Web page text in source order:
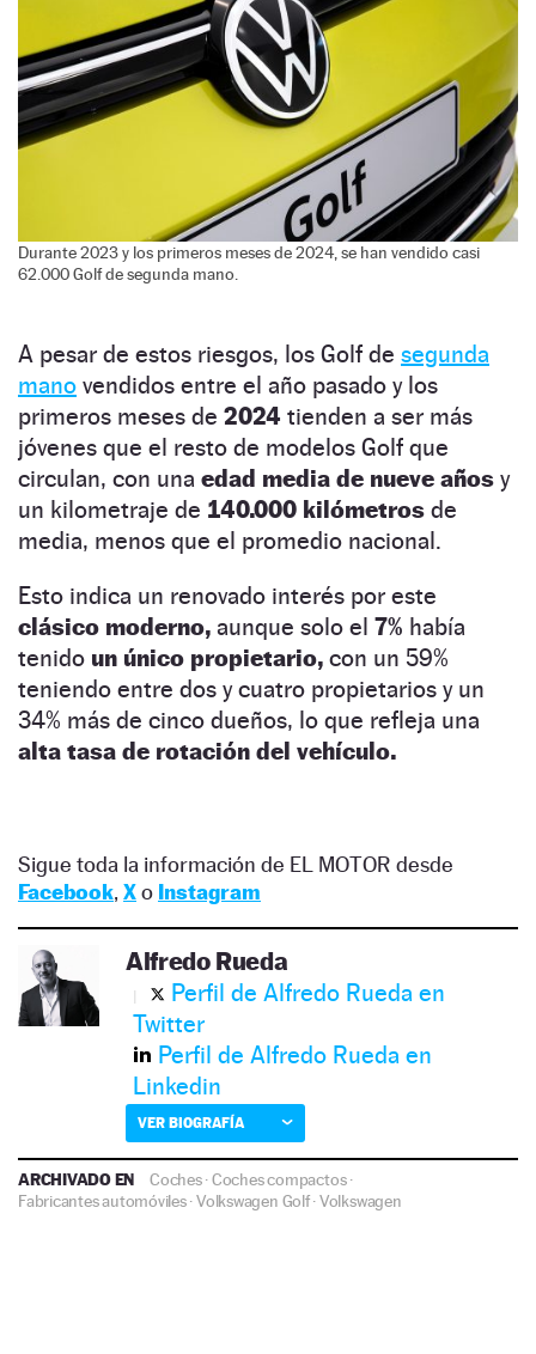
Durante 2023 y los primeros meses de 2024, se han vendido casi
62.000 Golf de segunda mano.
A pesar de estos riesgos, los Golf de segunda
mano vendidos entre el año pasado y los
primeros meses de 2024 tienden a ser más
jóvenes que el resto de modelos Golf que
circulan, con una edad media de nueve años y
un kilometraje de 140.000 kilómetros de
media, menos que el promedio nacional.
Esto indica un renovado interés por este
clásico moderno, aunque solo el 7% había
tenido un único propietario, con un 59%
teniendo entre dos y cuatro propietarios y un
34% más de cinco dueños, lo que refleja una
alta tasa de rotación del vehículo.
Sigue toda la información de EL MOTOR desde
Facebook, Xo Instagram
Alfredo Rueda
Perfil de Alfredo Rueda en
Twitter
Perfil de Alfredo Rueda en
Linkedin
VER BIOGRAFÍA
ARCHIVADO EN Coches·Coches compactos·
Fabricantes automóviles·Volkswagen Golf·Volkswagen